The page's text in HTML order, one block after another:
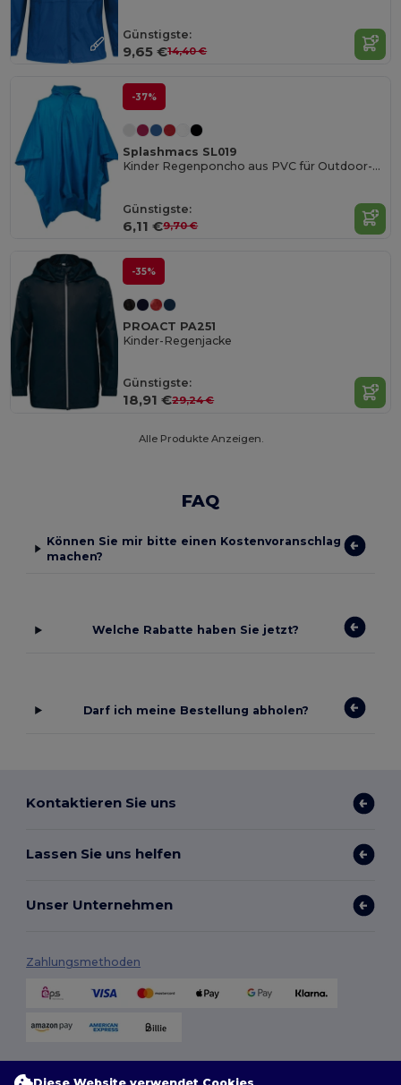
Günstigste:
9,65 €14,40 €
-37%
Splashmacs SL019
Kinder Regenponcho aus PVC für Outdoor-Abenteuer
Günstigste:
6,11 €9,70 €
-35%
PROACT PA251
Kinder-Regenjacke
Günstigste:
18,91 €29,24 €
Alle Produkte Anzeigen.
FAQ
Können Sie mir bitte einen Kostenvoranschlag
machen?
Welche Rabatte haben Sie jetzt?
Darf ich meine Bestellung abholen?
Kontaktieren Sie uns
Lassen Sie uns helfen
Unser Unternehmen
Zahlungsmethoden